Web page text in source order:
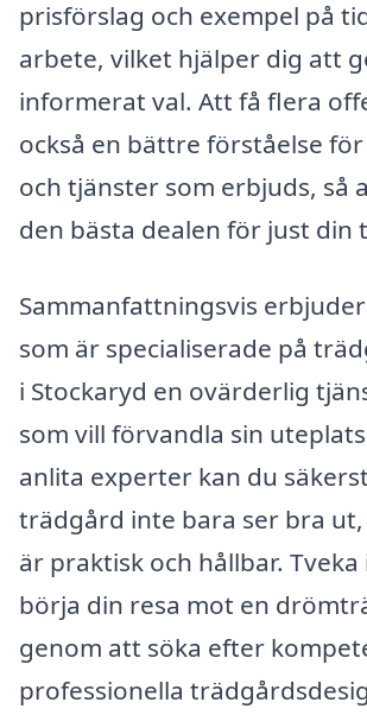
prisförslag och exempel på
arbete, vilket hjälper dig att
informerat val. Att få flera
också en bättre förståelse
och tjänster som erbjuds, så
den bästa dealen för just din
Sammanfattningsvis
som är specialiserade på
i Stockaryd en ovärderlig
som vill förvandla sin
anlita experter kan du
trädgård inte bara ser bra ut,
är praktisk och hållbar.
börja din resa mot en
genom att söka efter
professionella